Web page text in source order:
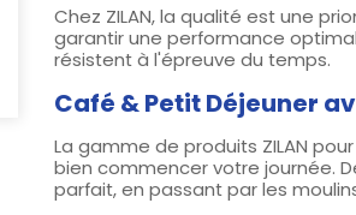
Chez ZILAN, la qualité est une
garantir une performance
résistent à l'épreuve du temps.
Café & Petit Déjeuner
La gamme de produits ZILAN
bien commencer votre journée.
parfait, en passant par les